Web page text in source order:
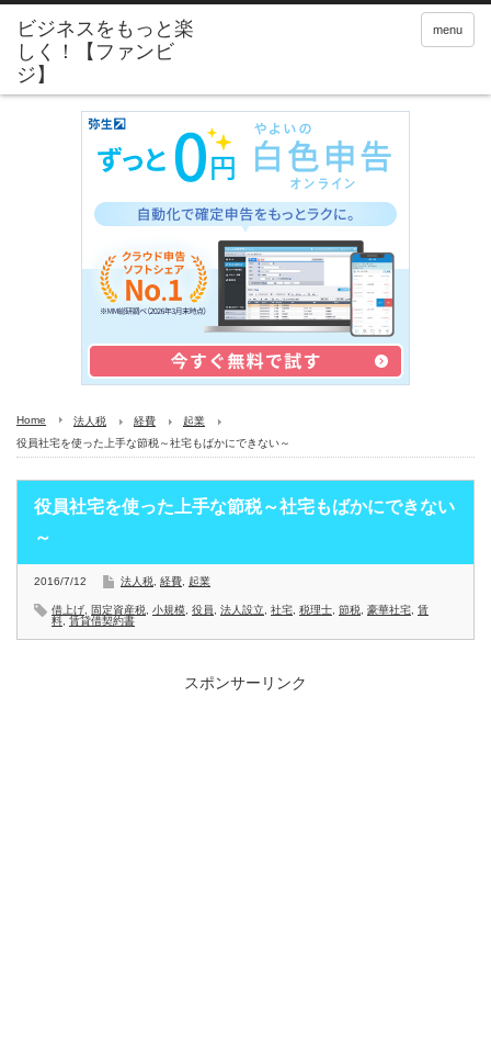
menu
Home 法人税 経費
起業
役員社宅を使った上手な節税～社宅もばかにできない～
役員社宅を使った上手な節税～社宅もばかにできない
～
2016/7/12 法人税 経費 起業
借上げ 固定資産税 小規模 役員 法人設立 社宅 税理士 節税 豪華社宅 賃
料 賃貸借契約書
スポンサーリンク